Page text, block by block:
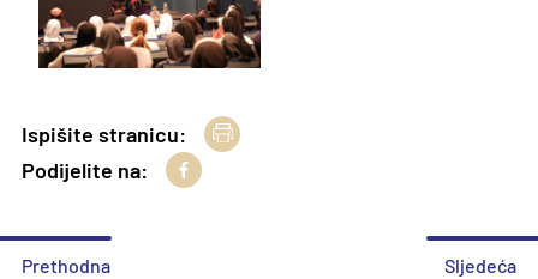
Ispišite stranicu:
Podijelite na:
Prethodna Sljedeća